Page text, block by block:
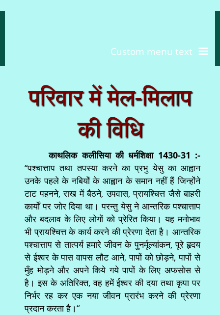
Custom menu text
परिवार में मेल-मिलाप
की विधि
काथलिक कलीसिया की धर्मशिक्षा 1430-31 :-
“पश्चात्ताप तथा तपस्या करने का प्रभु येसु का आह्वान
उनके पहले के नबियों के आह्वान के समान नहीं हैं जिन्होंने
टाट पहनने, राख में बैठने, उपवास, प्रायश्चित्त जैसे बाहरी
कार्यों पर जोर दिया था। परन्तु येसु ने आन्तरिक पश्चात्ताप
और बदलाव के लिए लोगों को प्रेरित किया। यह मनोभाव
भी प्रायश्चित्त के कार्य करने की प्रेरणा देता है। आन्तरिक
पश्चात्ताप से तात्पर्य हमारे जीवन के पुनर्मूल्यांकन, पूरे हृदय
से ईश्वर के पास वापस लौट आने, पापों को छोड़ने, पापों से
मुँह मोड़ने और अपने किये गये पापों के लिए अफसोस से
है। इस के अतिरिक्त, वह हमें ईश्वर की दया तथा कृपा पर
निर्भर रह कर एक नया जीवन प्रारंभ करने की प्रेरणा
प्रदान करता है।“